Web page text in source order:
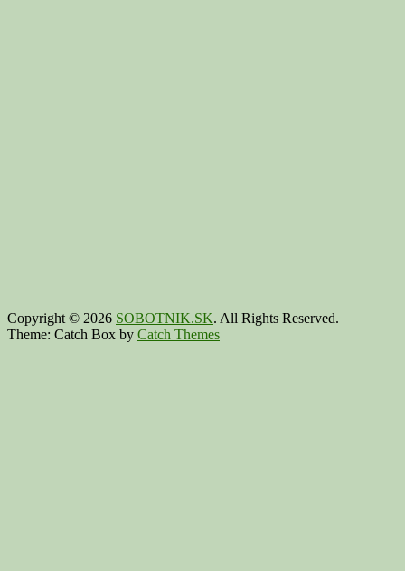
Copyright © 2026 SOBOTNIK.SK. All Rights Reserved.
Theme: Catch Box by Catch Themes